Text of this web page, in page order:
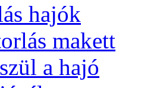
hajók
makett
a hajó